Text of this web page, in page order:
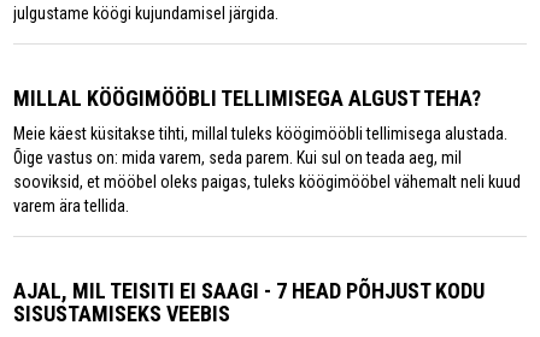
julgustame köögi kujundamisel järgida.
MILLAL KÖÖGIMÖÖBLI TELLIMISEGA ALGUST TEHA?
Meie käest küsitakse tihti, millal tuleks köögimööbli tellimisega alustada.
Õige vastus on: mida varem, seda parem. Kui sul on teada aeg, mil
sooviksid, et mööbel oleks paigas, tuleks köögimööbel vähemalt neli kuud
varem ära tellida.
AJAL, MIL TEISITI EI SAAGI - 7 HEAD PÕHJUST KODU
SISUSTAMISEKS VEEBIS